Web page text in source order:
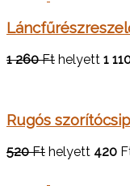
1 260 Ft helyett 1
Rugós
520 Ft helyett 420